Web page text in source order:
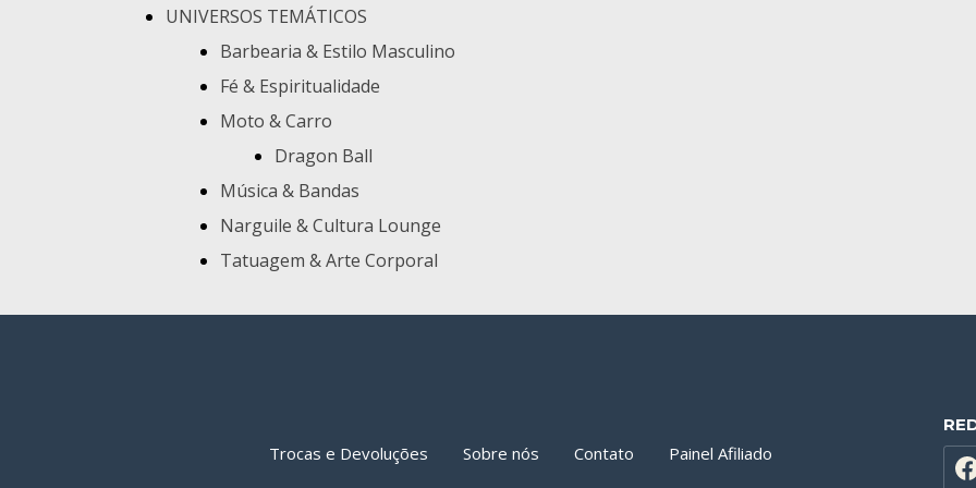
UNIVERSOS TEMÁTICOS
Barbearia & Estilo Masculino
Fé & Espiritualidade
Moto & Carro
Dragon Ball
Música & Bandas
Narguile & Cultura Lounge
Tatuagem & Arte Corporal
Trocas e Devoluções Sobre nós Contato Painel Afiliado